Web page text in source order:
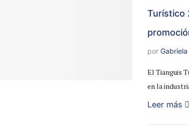
Turístico
por
El Tianguis
en la
Leer más